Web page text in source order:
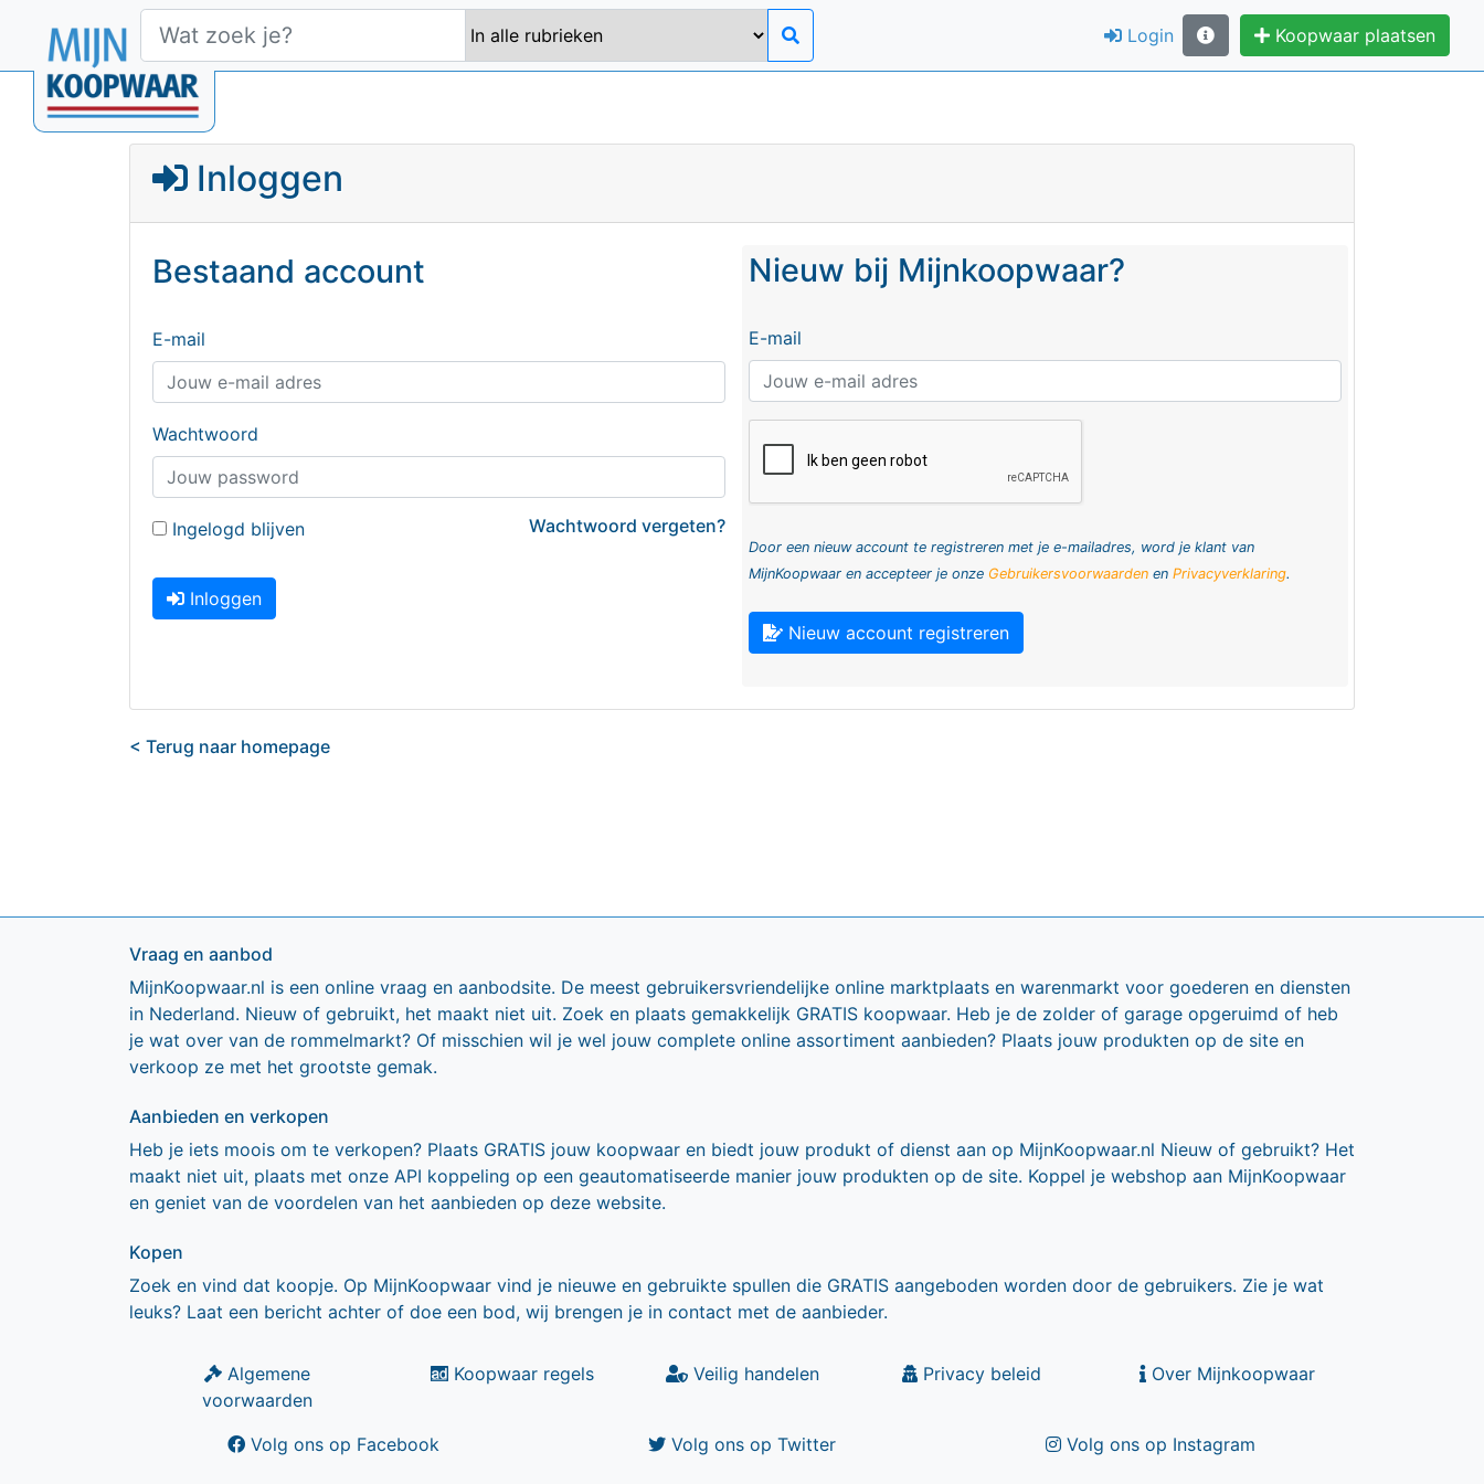
Login Koopwaar plaatsen
Inloggen
Bestaand account
E-mail
Wachtwoord
Wachtwoord vergeten?
Ingelogd blijven
Inloggen
Nieuw bij Mijnkoopwaar?
E-mail
Door een nieuw account te registreren met je e-mailadres, word je klant van
MijnKoopwaar en accepteer je onze Gebruikersvoorwaarden en Privacyverklaring.
Nieuw account registreren
< Terug naar homepage
Vraag en aanbod
MijnKoopwaar.nl is een online vraag en aanbodsite. De meest gebruikersvriendelijke online marktplaats en warenmarkt voor goederen en diensten
in Nederland. Nieuw of gebruikt, het maakt niet uit. Zoek en plaats gemakkelijk GRATIS koopwaar. Heb je de zolder of garage opgeruimd of heb
je wat over van de rommelmarkt? Of misschien wil je wel jouw complete online assortiment aanbieden? Plaats jouw produkten op de site en
verkoop ze met het grootste gemak.
Aanbieden en verkopen
Heb je iets moois om te verkopen? Plaats GRATIS jouw koopwaar en biedt jouw produkt of dienst aan op MijnKoopwaar.nl Nieuw of gebruikt? Het
maakt niet uit, plaats met onze API koppeling op een geautomatiseerde manier jouw produkten op de site. Koppel je webshop aan MijnKoopwaar
en geniet van de voordelen van het aanbieden op deze website.
Kopen
Zoek en vind dat koopje. Op MijnKoopwaar vind je nieuwe en gebruikte spullen die GRATIS aangeboden worden door de gebruikers. Zie je wat
leuks? Laat een bericht achter of doe een bod, wij brengen je in contact met de aanbieder.
Algemene
voorwaarden
Koopwaar regels Veilig handelen Privacy beleid Over Mijnkoopwaar
Volg ons op Facebook Volg ons op Twitter Volg ons op Instagram